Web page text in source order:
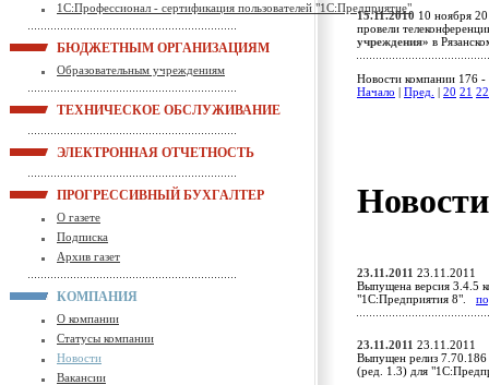
1С:Профессионал - сертификация пользователей "1С:Предприятие"
БЮДЖЕТНЫМ ОРГАНИЗАЦИЯМ
Образовательным учреждениям
ТЕХНИЧЕСКОЕ ОБСЛУЖИВАНИЕ
ЭЛЕКТРОННАЯ ОТЧЕТНОСТЬ
ПРОГРЕССИВНЫЙ БУХГАЛТЕР
О газете
Подписка
Архив газет
КОМПАНИЯ
О компании
Статусы компании
Новости
Вакансии
15.11.2010 10 ноября
провели
учреждения» в
Новости компании 176 -
Начало
Пред. 20 21 22
23.11.2011 23.11.2011
Выпущена версия 3.4.5
"1С:Предприятия 8".
23.11.2011 23.11.2011
Выпущен релиз 7.70.186
(ред. 1.3) для